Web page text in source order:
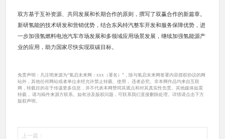
双方基于互补资源、共同发展和长期合作的原则，撰写了双赢合作的新篇章。
新研氢能的技术研发和营销优势，结合东风特汽整车开发和服务保障优势，进
一步加强氢燃料电池汽车市场发展和多领域应用场景发展，继续加强氢能源产
业的应用，助力国家尽快实现双碳目标。
免责声明：凡注明来源为“氢启未来网：xxx（署名）”，除与氢启未来网签署内容授权协议的网
站外，其他任何网站或者单位未经允许禁止转载、使用， 违者必究。非本网作品均来自互联
网，转载目的在于传递更多信息，并不代表本网赞同其观点和对其真实性负责。其他媒体如需
转载， 请与稿件来源方联系。如有涉及版权问题，可联系我们直接删除处理。详情请点击下方
版权声明。
上一篇：